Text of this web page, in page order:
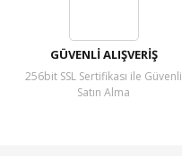
GÜVENLİ ALIŞVERİŞ
256bit SSL Sertifikası ile Güvenli
Satın Alma